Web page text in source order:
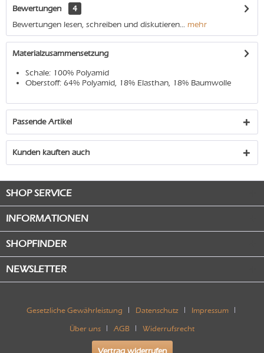
Bewertungen
4
Bewertungen lesen, schreiben und diskutieren... mehr
Materialzusammensetzung
Schale: 100% Polyamid
Oberstoff: 64% Polyamid, 18% Elasthan, 18% Baumwolle
Passende Artikel
Kunden kauften auch
SHOP SERVICE
INFORMATIONEN
SHOPFINDER
NEWSLETTER
Gesetzliche Gewährleistung Datenschutz Impressum
Über uns AGB Widerrufsrecht
Vertrag widerrufen